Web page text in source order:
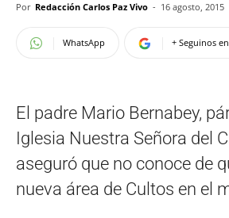
Por Redacción Carlos Paz Vivo - 16 agosto, 2015
WhatsApp + Seguinos
El padre Mario Bernabey,
Iglesia Nuestra Señora del
aseguró que no conoce de
nueva área de Cultos en el